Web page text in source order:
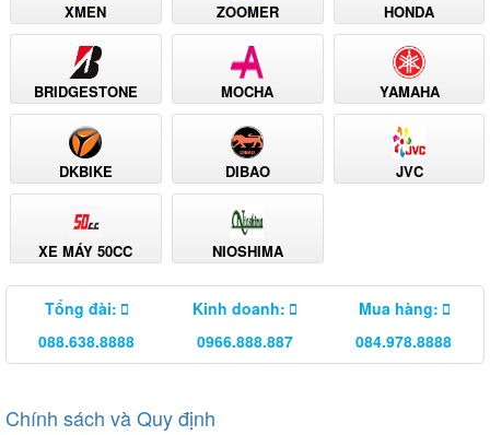
XMEN ZOOMER HONDA
BRIDGESTONE MOCHA YAMAHA
DKBIKE DIBAO JVC
XE MÁY 50CC NIOSHIMA
Tổng đài:
088.638.8888
Kinh doanh:
0966.888.887
Mua hàng:
084.978.8888
Chính sách và Quy định